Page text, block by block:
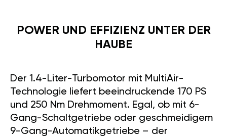
POWER UND EFFIZIENZ UNTER DER
HAUBE
Der 1.4-Liter-Turbomotor mit MultiAir-
Technologie liefert beeindruckende 170 PS
und 250 Nm Drehmoment. Egal, ob mit 6-
Gang-Schaltgetriebe oder geschmeidigem
9-Gang-Automatikgetriebe – der